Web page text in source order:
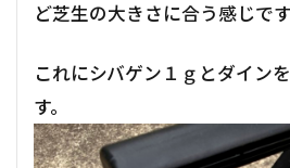
ど芝生の大きさに合う感じです
これにシバゲン１ｇとダイン
す。